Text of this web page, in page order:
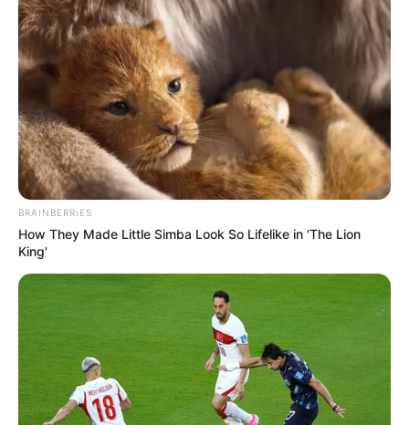
BRAINBERRIES
How They Made Little Simba Look So Lifelike in 'The Lion
King'